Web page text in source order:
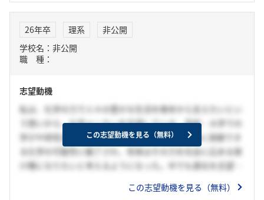
姿勢と、独自のGXの方向性から見えるカーボンニュートラル
実現への姿勢に惹かれたため、志望させていただいておりま
す。
26年卒 理系
非公開
学校名：非公開
職 種：
志望動機
私は、化学の力で人々の豊かな生活を根本から支えたいとい
う想いから、化学メーカーを志望している。高校・大学での
学びや研究活動を通じて、様々な社会課題の解決に貢献でき
る化学の可能性に魅了され、将来はその力を社会に広める架
け橋になりたいと考えるようになった。中でも貴社を志望す
な人と協働できる環境があるからだ。私はこれまで、自分と
この志望動機を見る（無料）
この志望動機を見る（無料）